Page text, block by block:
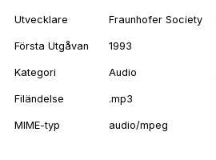
Utvecklare Fraunhofer Society
Första Utgåvan 1993
Kategori Audio
Filändelse .mp3
MIME-typ audio/mpeg